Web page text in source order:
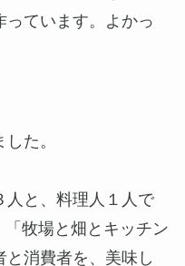
っています。よかっ
た。
人と、料理人１人で
牧場と畑とキッチン
と消費者を、美味し